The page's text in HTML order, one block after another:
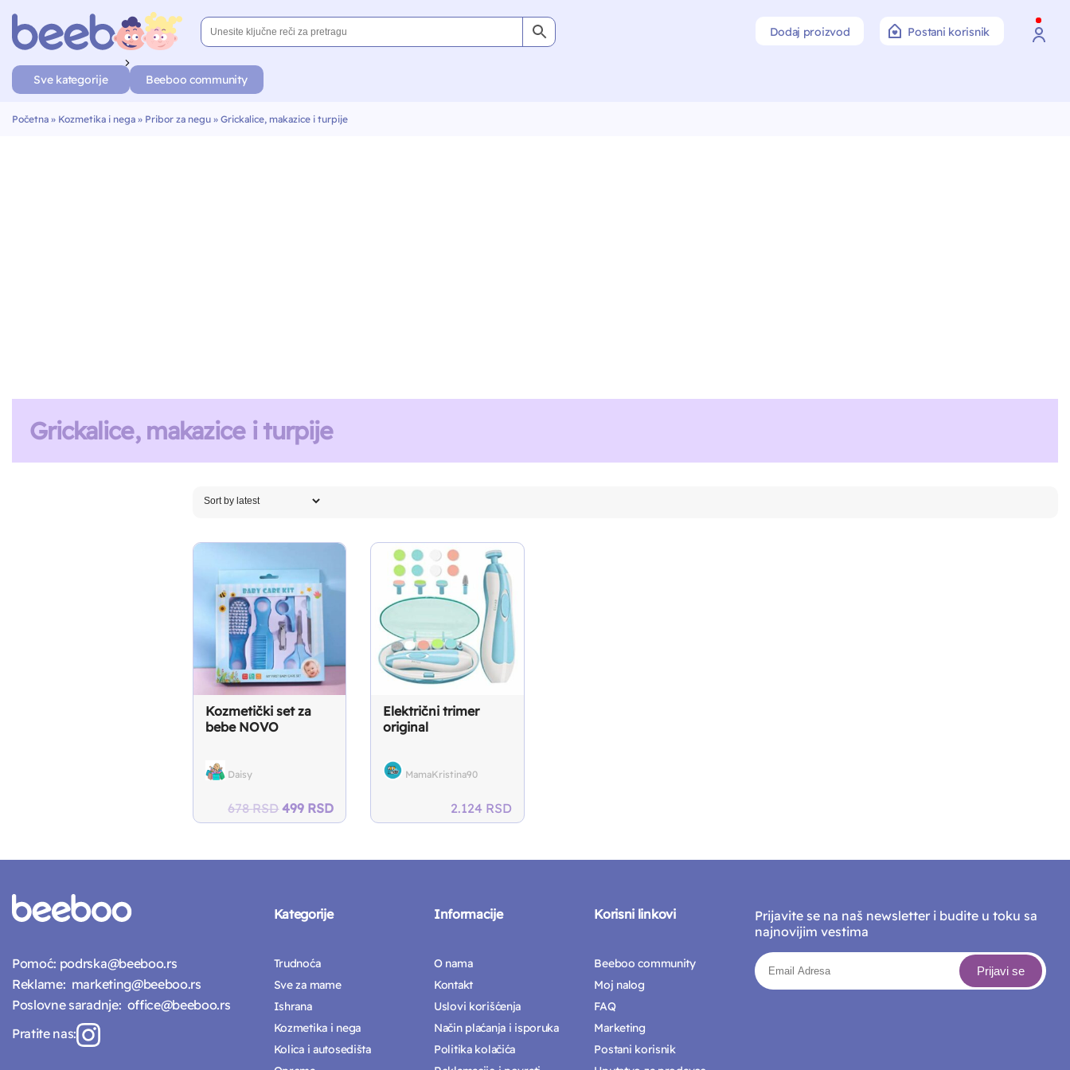
Dodaj proizvod Postani korisnik
Sve kategorije Beeboo community
Početna » Kozmetika i nega » Pribor za negu » Grickalice, makazice i turpije
Grickalice, makazice i turpije
Kozmetički set za
bebe NOVO
Daisy
678RSDOriginal
price
499 RSDCurrent
price
Električni trimer
original
MamaKristina90
2.124 RSD
Pomoć: podrska@beeboo.rs
Reklame: marketing@beeboo.rs
Poslovne saradnje: office@beeboo.rs
Pratite nas:
Kategorije
Trudnoća
Sve za mame
Ishrana
Kozmetika i nega
Kolica i autosedišta
Informacije
O nama
Kontakt
Uslovi korišćenja
Način plaćanja i isporuka
Politika kolačića
Korisni linkovi
Beeboo community
Moj nalog
FAQ
Marketing
Postani korisnik
Prijavite se na naš newsletter i budite u toku sa
najnovijim vestima